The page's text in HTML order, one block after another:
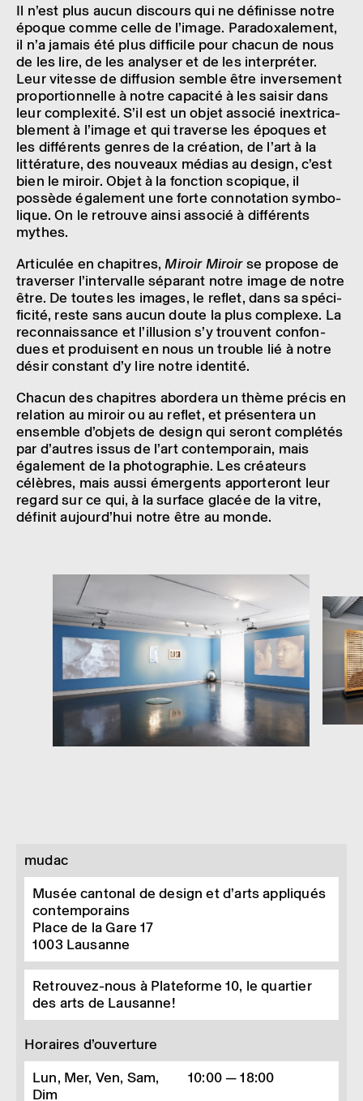
Il n’est plus aucun discours qui ne défi­nisse notre
époque comme celle de l’image. Para­doxa­le­ment,
il n’a jamais été plus diffi­cile pour chacun de nous
de les lire, de les analy­ser et de les inter­pré­ter.
Leur vitesse de diffu­sion semble être inver­se­ment
propor­tion­nelle à notre capa­cité à les saisir dans
leur complexité. S’il est un objet asso­cié inex­tri­ca­
ble­ment à l’image et qui traverse les époques et
les diffé­rents genres de la créa­tion, de l’art à la
litté­ra­ture, des nouveaux médias au design, c’est
bien le miroir. Objet à la fonc­tion scopique, il
possède égale­ment une forte conno­ta­tion symbo­
lique. On le retrouve ainsi asso­cié à diffé­rents
mythes.
Arti­cu­lée en chapitres,Miroir Miroirse propose de
traver­ser l’in­ter­valle sépa­rant notre image de notre
être. De toutes les images, le reflet, dans sa spéci­
fi­cité, reste sans aucun doute la plus complexe. La
recon­nais­sance et l’illu­sion s’y trouvent confon­
dues et produisent en nous un trouble lié à notre
désir constant d’y lire notre iden­tité.
Chacun des chapitres abor­dera un thème précis en
rela­tion au miroir ou au reflet, et présen­tera un
ensemble d’objets de design qui seront complé­tés
par d’autres issus de l’art contem­po­rain, mais
égale­ment de la photo­gra­phie. Les créa­teurs
célèbres, mais aussi émer­gents appor­te­ront leur
regard sur ce qui, à la surface glacée de la vitre,
défi­nit aujour­d’hui notre être au monde.
mudac
Musée cantonal de design et d’arts appliqués
contemporains
Place de la Gare 17
1003 Lausanne
Retrouvez-nous à Plateforme 10, le quartier
des arts de Lausanne!
Horaires d’ouverture
Lun, Mer, Ven, Sam,
Dim
10:00 — 18:00